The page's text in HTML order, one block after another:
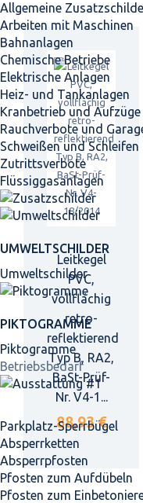
Allgemeine
Arbeiten mit Maschinen
Bahnanlagen
Chemische Betriebe
Elektrische Anlagen
Heiz- und Tankanlagen
Kranbetrieb und Aufzüge
Rauchverbote und
Schweißen und Schleifen
Zutrittsverbote
Flüssiggasanlagen
UMWELTSCHILDER
Umweltschilder
PIKTOGRAMME
Piktogramme
Betriebsbedarf
Parkplatz-Sperrbügel
Absperrketten
Absperrpfosten
Pfosten zum Aufdübeln
Pfosten zum
Leitkegel
PVC,
vollflächig
retro-
reflektierend
Typ B, RA2,
BaSt-Prüf-
Nr. V4-1...
88,93 €